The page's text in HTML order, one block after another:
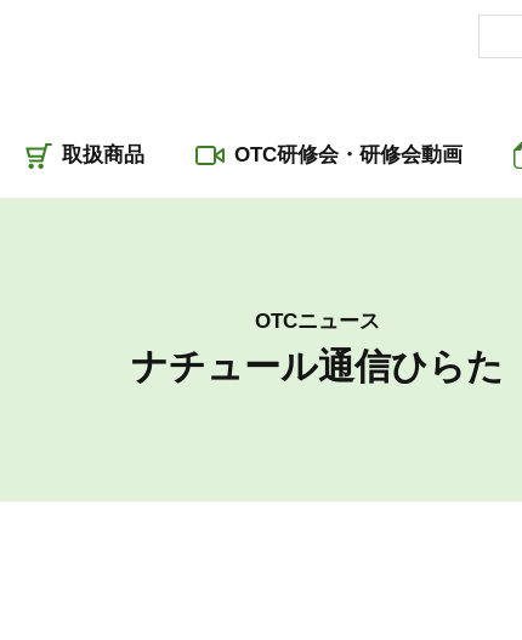
取扱商品 OTC研修会・研修会動画
OTCニュース
ナチュール通信ひらた